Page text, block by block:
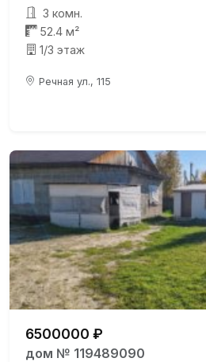
3 комн.
52.4 м²
1/3 этаж
Речная ул., 115
6500000 ₽
дом № 119489090